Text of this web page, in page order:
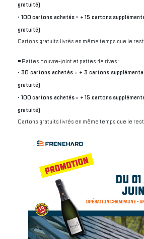
gratuité)
• 100 cartons achetés = + 15 cartons
gratuité)
Cartons gratuits livrés en même temps que le
◾️ Pattes couvre-joint et pattes de rives :
• 30 cartons achetés = + 3 cartons
gratuité)
• 100 cartons achetés = + 15 cartons
gratuité)
Cartons gratuits livrés en même temps que le